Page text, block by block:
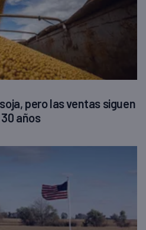
pero las ventas siguen
años